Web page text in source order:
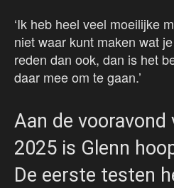
‘Ik heb heel veel moeilijke
niet waar kunt maken wat
reden dan ook, dan is het
daar mee om te gaan.’
Aan de vooravond
2025 is Glenn
De eerste testen